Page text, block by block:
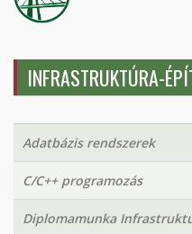
INFRASTRUKTÚRA-
Adatbázis rendszerek
C/C++ programozás
Diplomamunka